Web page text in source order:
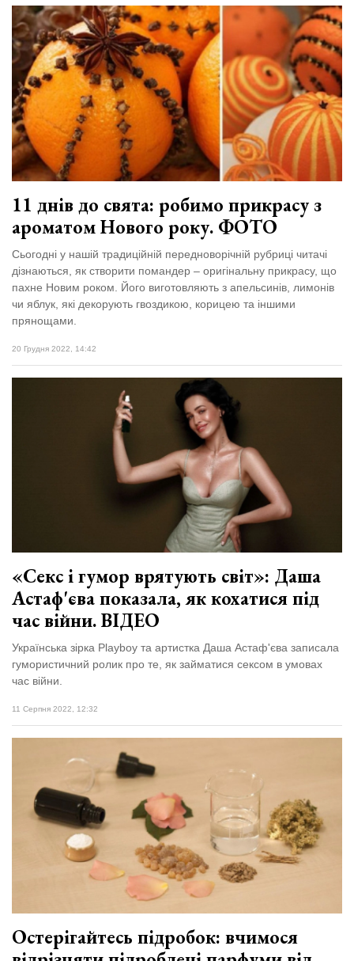
11 днів до свята: робимо прикрасу з
ароматом Нового року. ФОТО
Сьогодні у нашій традиційній передноворічній рубриці читачі
дізнаються, як створити помандер – оригінальну прикрасу, що
пахне Новим роком. Його виготовляють з апельсинів, лимонів
чи яблук, які декорують гвоздикою, корицею та іншими
прянощами.
20 Грудня 2022, 14:42
«Секс і гумор врятують світ»: Даша
Астаф'єва показала, як кохатися під
час війни. ВІДЕО
Українська зірка Playboy та артистка Даша Астаф'єва записала
гумористичний ролик про те, як займатися сексом в умовах
час війни.
11 Серпня 2022, 12:32
Остерігайтесь підробок: вчимося